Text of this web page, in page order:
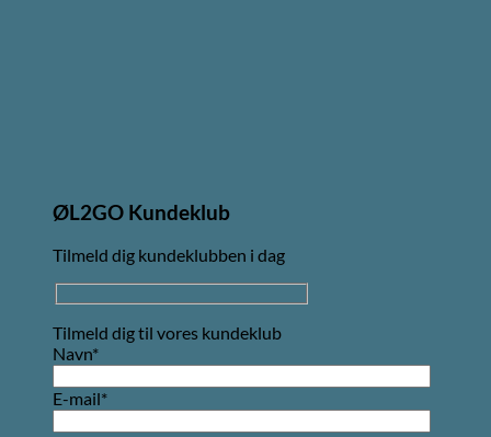
ØL2GO Kundeklub
Tilmeld dig kundeklubben i dag
Tilmeld dig til vores kundeklub
Navn*
E-mail*